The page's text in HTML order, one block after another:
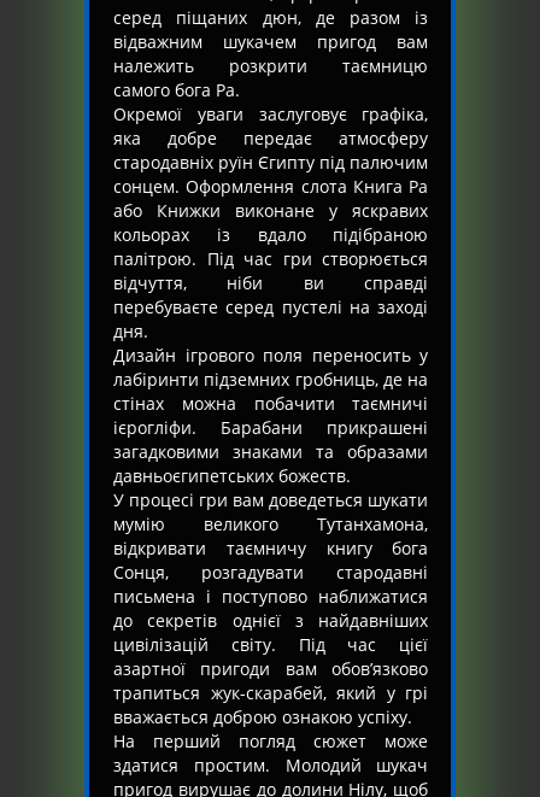
серед піщаних дюн, де разом із
відважним шукачем пригод вам
належить розкрити таємницю
самого бога Ра.
Окремої уваги заслуговує графіка,
яка добре передає атмосферу
стародавніх руїн Єгипту під палючим
сонцем. Оформлення слота Книга Ра
або Книжки виконане у яскравих
кольорах із вдало підібраною
палітрою. Під час гри створюється
відчуття, ніби ви справді
перебуваєте серед пустелі на заході
дня.
Дизайн ігрового поля переносить у
лабіринти підземних гробниць, де на
стінах можна побачити таємничі
ієрогліфи. Барабани прикрашені
загадковими знаками та образами
давньоєгипетських божеств.
У процесі гри вам доведеться шукати
мумію великого Тутанхамона,
відкривати таємничу книгу бога
Сонця, розгадувати стародавні
письмена і поступово наближатися
до секретів однієї з найдавніших
цивілізацій світу. Під час цієї
азартної пригоди вам обов’язково
трапиться жук-скарабей, який у грі
вважається доброю ознакою успіху.
На перший погляд сюжет може
здатися простим. Молодий шукач
пригод вирушає до долини Нілу, щоб